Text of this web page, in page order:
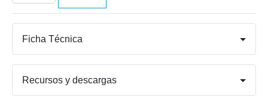
K-
Ficha Técnica
Recursos y descargas